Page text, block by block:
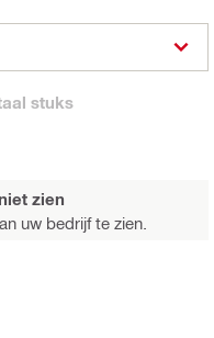
stuks
zien
uw bedrijf te zien.